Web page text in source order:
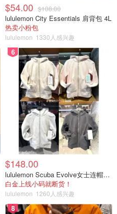
$54.00 $108.00
lululemon City Essentials 肩背包 4L
热卖小粉包
lululemon 1330人感兴趣
6
$148.00
lululemon Scuba Evolve女士连帽卫衣 全拉链
白金上线小码就断货！
lululemon 1260人感兴趣
8